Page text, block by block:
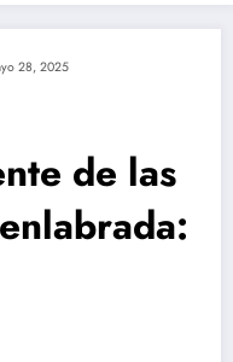
28, 2025
de las